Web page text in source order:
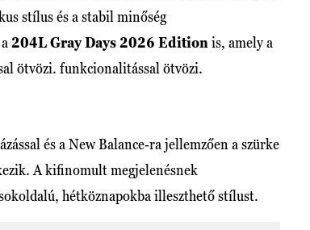
stílus és a stabil minőség
204L Gray Days 2026 Edition is, amely a
ötvözi. funkcionalitással ötvözi.
és a New Balance-ra jellemzően a szürke
A kifinomult megjelenésnek
hétköznapokba illeszthető stílust.